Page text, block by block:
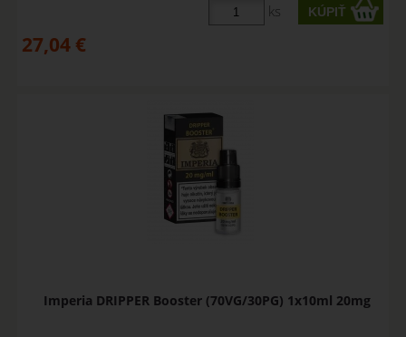
ks
27,04 €
Imperia DRIPPER Booster (70VG/30PG) 1x10ml 20mg